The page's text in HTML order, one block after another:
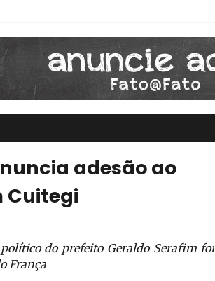
adesão ao
Cuitegi
do prefeito Geraldo Serafim foi
França